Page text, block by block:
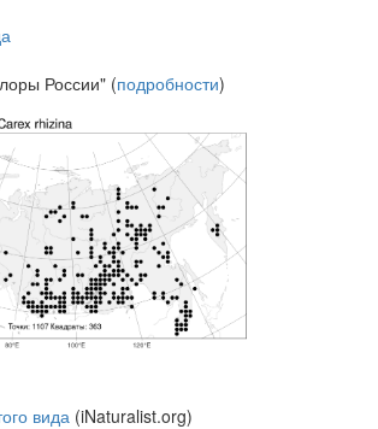
России" (подробности)
вида (iNaturalist.org)